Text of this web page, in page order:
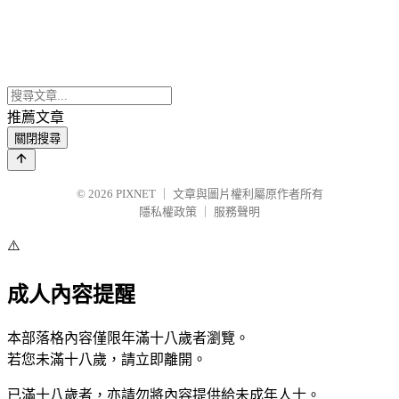
推薦文章
關閉搜尋
© 2026 PIXNET
文章與圖片權利屬原作者所有
隱私權政策
服務聲明
⚠️
成人內容提醒
本部落格內容僅限年滿十八歲者瀏覽。
若您未滿十八歲，請立即離開。
已滿十八歲者，亦請勿將內容提供給未成年人士。